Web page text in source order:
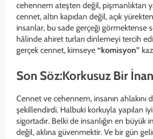
cehennem ateşten değil, pişmanlıktan
cennet, altın kapıdan değil, açık
insanlar, bu sade gerçeği görmektense
hâlinde ahiret turları dinlemeyi tercih
gerçek cennet, kimseye “komisyon”
Son Söz:Korkusuz Bir
Cennet ve cehennem, insanın ahlakını
şekillendirdi. Halbuki korkuyla yapılan
sigortadır. Belki de insanlığın en büyük
değil, aklına güvenmektir. Ve bir gün